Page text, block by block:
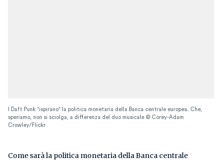
I Daft Punk "ispirano" la politica monetaria della Banca centrale europea. Che,
speriamo, non si sciolga, a differenza del duo musicale © Corey-Adam
Crowley/Flickr
Come sarà la politica monetaria della Banca centrale